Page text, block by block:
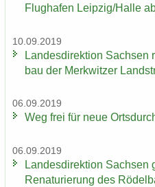
Flug­ha­fen Leip­zig/Halle
10.09.2019
Lan­des­di­rek­ti­on Sach­sen
bau der Merk­wit­zer
06.09.2019
Weg frei für neue
06.09.2019
Lan­des­di­rek­ti­on Sach­sen
Re­na­tu­rie­rung des